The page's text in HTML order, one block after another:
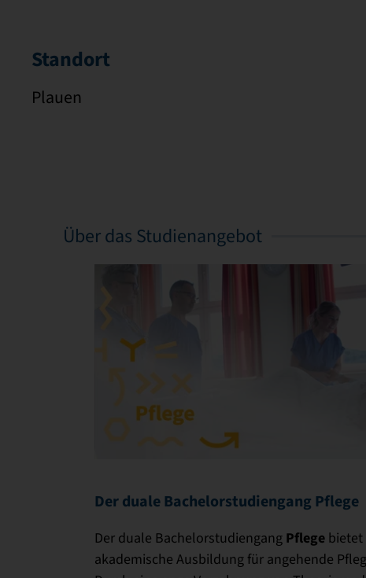
Standort
Plauen
Über das Studienangebot
Der duale Bachelorstudiengang Pflege
Der duale Bachelorstudiengang Pflege bietet
akademische Ausbildung für angehende